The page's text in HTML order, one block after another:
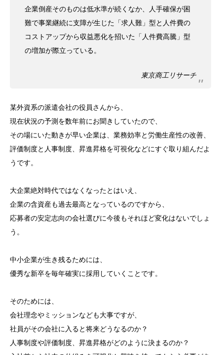
企業倒産そのものは低水準が続くなか、人手確保が困
難で事業継続に支障が生じた「求人難」型と人件費の
コストアップから収益悪化を招いた「人件費高騰」型
の増加が際立っている。
東京商工リサーチ
某外資系の派遣会社の役員さんから、
現在状況の予測を数年前にお聞きしていたので、
その場にいた動きが早い企業は、業務効率と労働生産性の改善、
評価制度と人事制度、昇進昇格を可視化などにすぐ取り組んだよ
うです。
大企業絶対時代ではなくなったとはいえ、
企業の含資産も過去最高となっているのですから、
応募者の安定志向の会社選びに今後もそれほど変化はないでしょ
う。
中小企業が生き残るためには、
優秀な新卒を毎年確実に採用していくことです。
そのためには、
会社理念やミッションなども大事ですが、
社員がその会社に入ると将来どうなるのか？
人事制度や評価制度、昇進昇格がどのように決まるのか？